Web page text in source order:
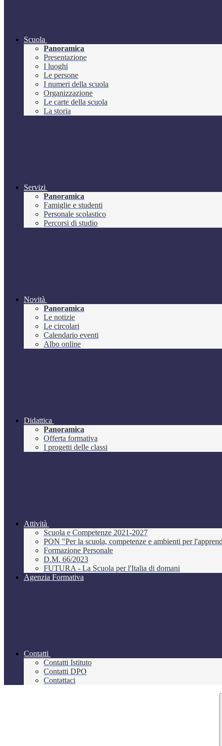
Scuola
Panoramica
Presentazione
I luoghi
Le persone
I numeri della scuola
Organizzazione
Le carte della scuola
La storia
Servizi
Panoramica
Famiglie e studenti
Personale scolastico
Percorsi di studio
Novità
Panoramica
Le notizie
Le circolari
Calendario eventi
Albo online
Didattica
Panoramica
Offerta formativa
I progetti delle classi
Attività
Scuola e Competenze 2021-2027
PON "Per la scuola, competenze e ambienti per
Formazione Personale
D.M. 66/2023
FUTURA - La Scuola per l'Italia di domani
Agenzia Formativa
Contatti
Contatti Istituto
Contatti DPO
Contattaci